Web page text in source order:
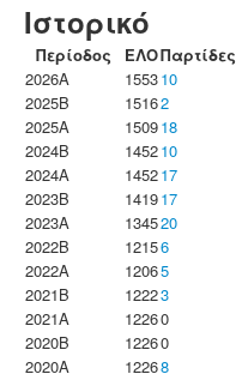
Ιστορικό
Περίοδος ΕΛΟΠαρτίδες
2026A
155310
2025B
15162
2025A
150918
2024B
145210
2024A
145217
2023B
141917
2023Α
134520
2022B
12156
2022A
12065
2021B
12223
2021A
12260
2020B
12260
2020A
12268